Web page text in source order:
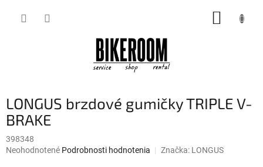
LONGUS brzdové gumičky TRIPLE V-
BRAKE
398348
Priemerné
Neohodnotené Podrobnosti hodnotenia Značka: LONGUS